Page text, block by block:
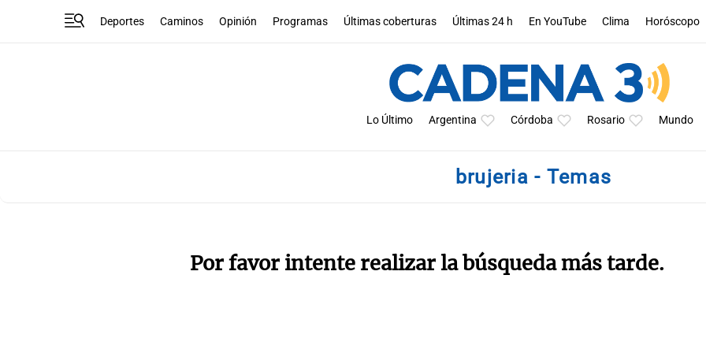
Deportes Caminos Opinión Programas Últimas coberturas Últimas 24 h En YouTube Clima Horóscopo
Lo Último Argentina Córdoba Rosario Mundo
brujeria - Temas
Por favor intente realizar la búsqueda más tarde.